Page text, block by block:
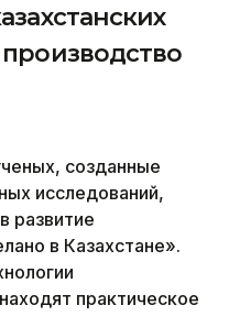
созданные
исследований,
развитие
в Казахстане».
практическое